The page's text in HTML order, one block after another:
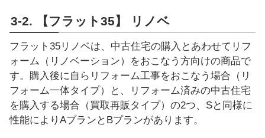
3-2. 【フラット35】 リノベ
フラット35リノベは、中古住宅の購入とあわせてリフ
ォーム（リノベーション）をおこなう方向けの商品で
す。購入後に自らリフォーム工事をおこなう場合（リ
フォーム一体タイプ）と、リフォーム済みの中古住宅
を購入する場合（買取再販タイプ）の2つ、Sと同様に
性能によりAプランとBプランがあります。